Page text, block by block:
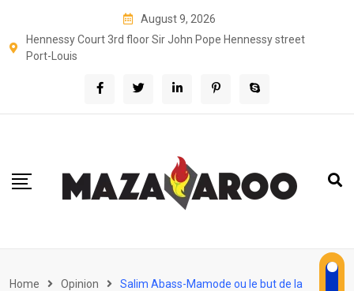
content
August 9, 2026
Hennessy Court 3rd floor Sir John Pope Hennessy street
Port-Louis
Home Opinion
Salim Abass-Mamode ou le but de la